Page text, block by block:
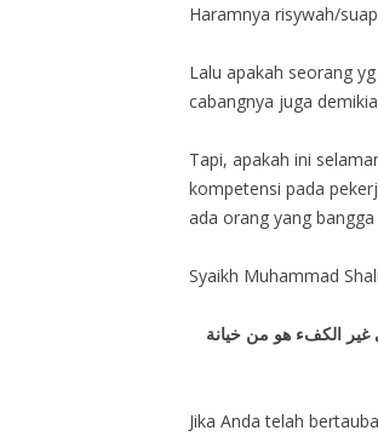
Haramnya risywah/
Lalu apakah seorang
cabangnya juga
Tapi, apakah ini
kompetensi pada
ada orang yang
Syaikh Muhammad
غير الكفء هو من خيانة
Jika Anda telah